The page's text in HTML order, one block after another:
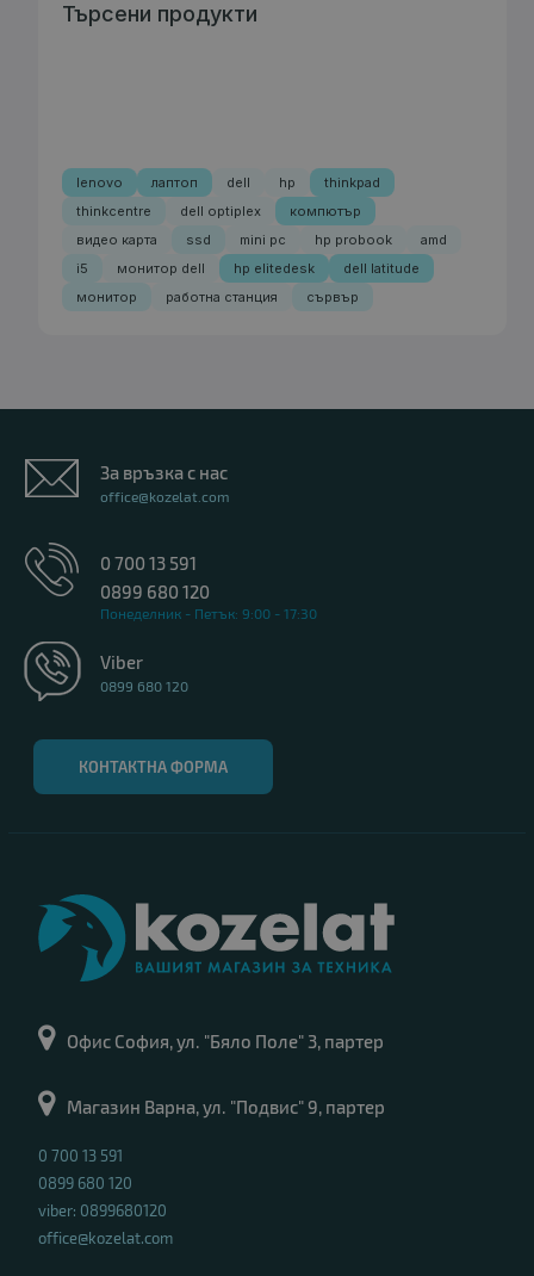
Търсени продукти
lenovo лаптоп dell hp
thinkpad
thinkcentre
dell optiplex
компютър
видео карта
ssd mini pc hp probook
amd
i5
монитор dell hp elitedesk
dell latitude
монитор
работна станция сървър
За връзка с нас
office@kozelat.com
0 700 13 591
0899 680 120
Понеделник - Петък: 9:00 - 17:30
Viber
0899 680 120
КОНТАКТНА ФОРМА
Офис София, ул. "Бяло Поле" 3, партер
Магазин Варна, ул. "Подвис" 9, партер
0 700 13 591
0899 680 120
viber: 0899680120
office@kozelat.com